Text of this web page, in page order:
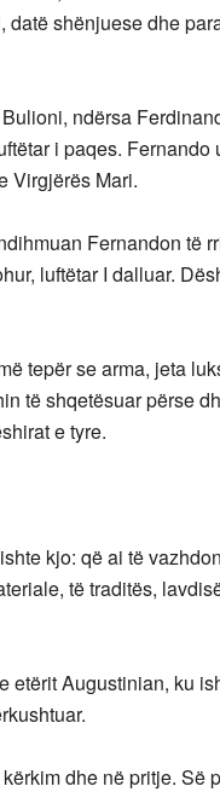
datë shënjuese dhe
ndërsa
i paqes.
Virgjërës Mari.
Fernandon të
luftëtar I dalluar.
tepër se arma, jeta
të shqetësuar përse
e tyre.
kjo: që ai të
të traditës,
etërit Augustinian, ku
dhe në pritje.